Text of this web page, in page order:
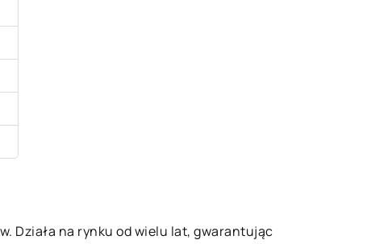
Działa na rynku od wielu lat, gwarantując